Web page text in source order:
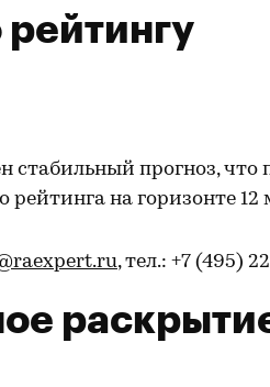
стабильный прогноз, что
рейтинга на горизонте 12
, тел.: +7 (495)